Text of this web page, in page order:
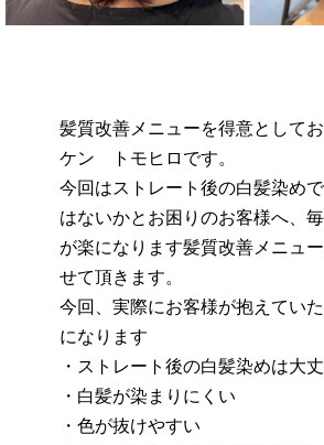
髪質改善メニューを得意として
ケン トモヒロです。
今回はストレート後の白髪染め
はないかとお困りのお客様へ、
が楽になります髪質改善メニュ
せて頂きます。
今回、実際にお客様が抱えてい
になります
・ストレート後の白髪染めは大
・白髪が染まりにくい
・色が抜けやすい